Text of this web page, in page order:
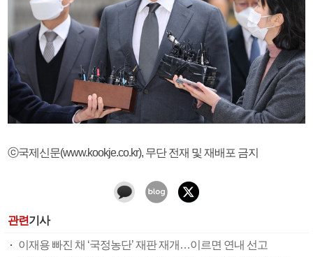
ⓒ국제신문(www.kookje.co.kr), 무단 전재 및 재배포 금지
관련기사
이재용 빠진 채 ‘국정농단’ 재판 재개…이르면 연내 선고